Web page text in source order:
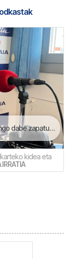
| Goizeko Izarretan
kidea eta
IRRATIA